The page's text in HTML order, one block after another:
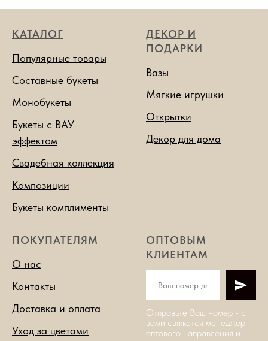
КАТАЛОГ
Популярные товары
Составные букеты
Монобукеты
Букеты с ВАУ
эффектом
Свадебная коллекция
Композиции
Букеты комплименты
ДЕКОР И
ПОДАРКИ
Вазы
Мягкие игрушки
Открытки
Декор для дома
ПОКУПАТЕЛЯМ
О нас
Контакты
Доставка и оплата
Уход за цветами
ОПТОВЫМ
КЛИЕНТАМ
Отправьте Ваш номер - с
вами свяжется менеджер
оптового направления и